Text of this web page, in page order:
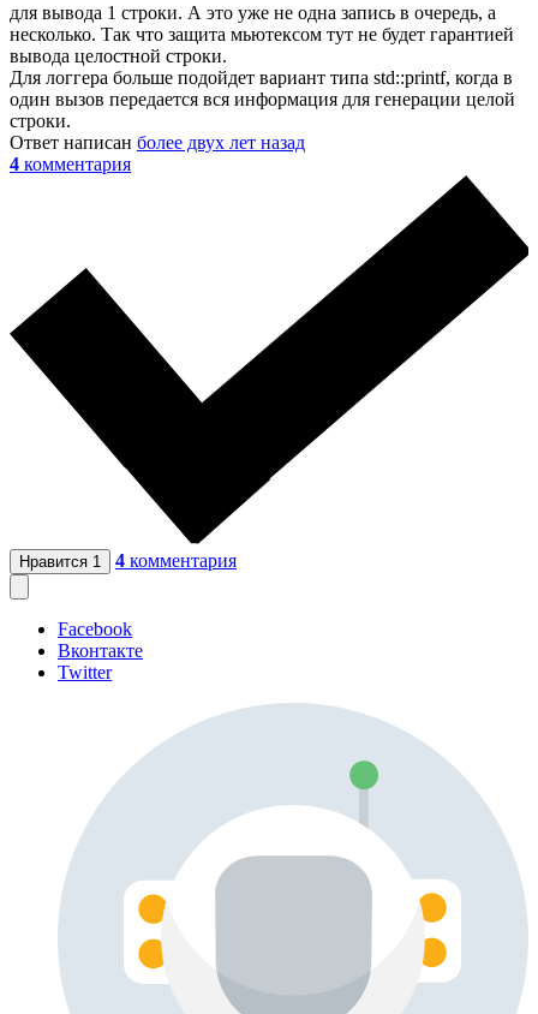
для вывода 1 строки. А это уже не одна запись в очередь, а
несколько. Так что защита мьютексом тут не будет гарантией
вывода целостной строки.
Для логгера больше подойдет вариант типа std::printf, когда в
один вызов передается вся информация для генерации целой
строки.
Ответ написан более двух лет назад
4 комментария
Нравится 1 4 комментария
Facebook
Вконтакте
Twitter